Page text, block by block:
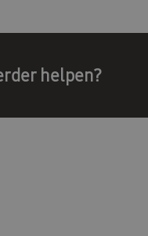
helpen?